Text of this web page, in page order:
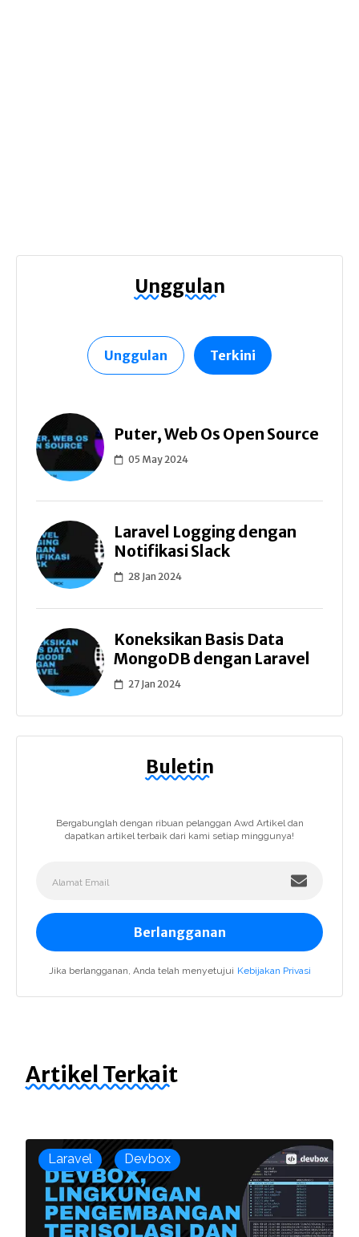
Unggulan
Unggulan Terkini
Puter, Web Os Open Source
05 May 2024
Laravel Logging dengan
Notifikasi Slack
28 Jan 2024
Koneksikan Basis Data
MongoDB dengan Laravel
27 Jan 2024
Buletin
Bergabunglah dengan ribuan pelanggan Awd Artikel dan
dapatkan artikel terbaik dari kami setiap minggunya!
Berlangganan
Jika berlangganan, Anda telah menyetujui Kebijakan Privasi
Artikel Terkait
Laravel Devbox